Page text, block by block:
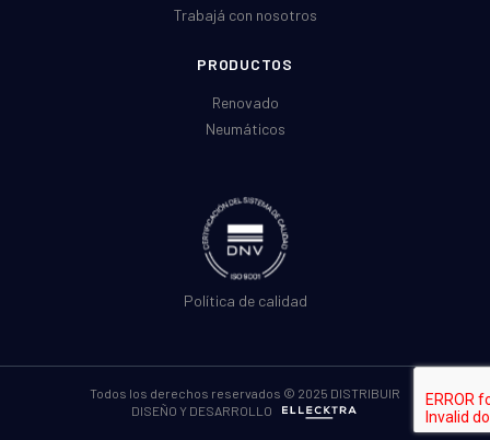
Trabajá con nosotros
PRODUCTOS
Renovado
Neumáticos
Política de calidad
DISEÑO Y DESARROLLO
Todos los derechos reservados © 2025 DISTRIBUIR